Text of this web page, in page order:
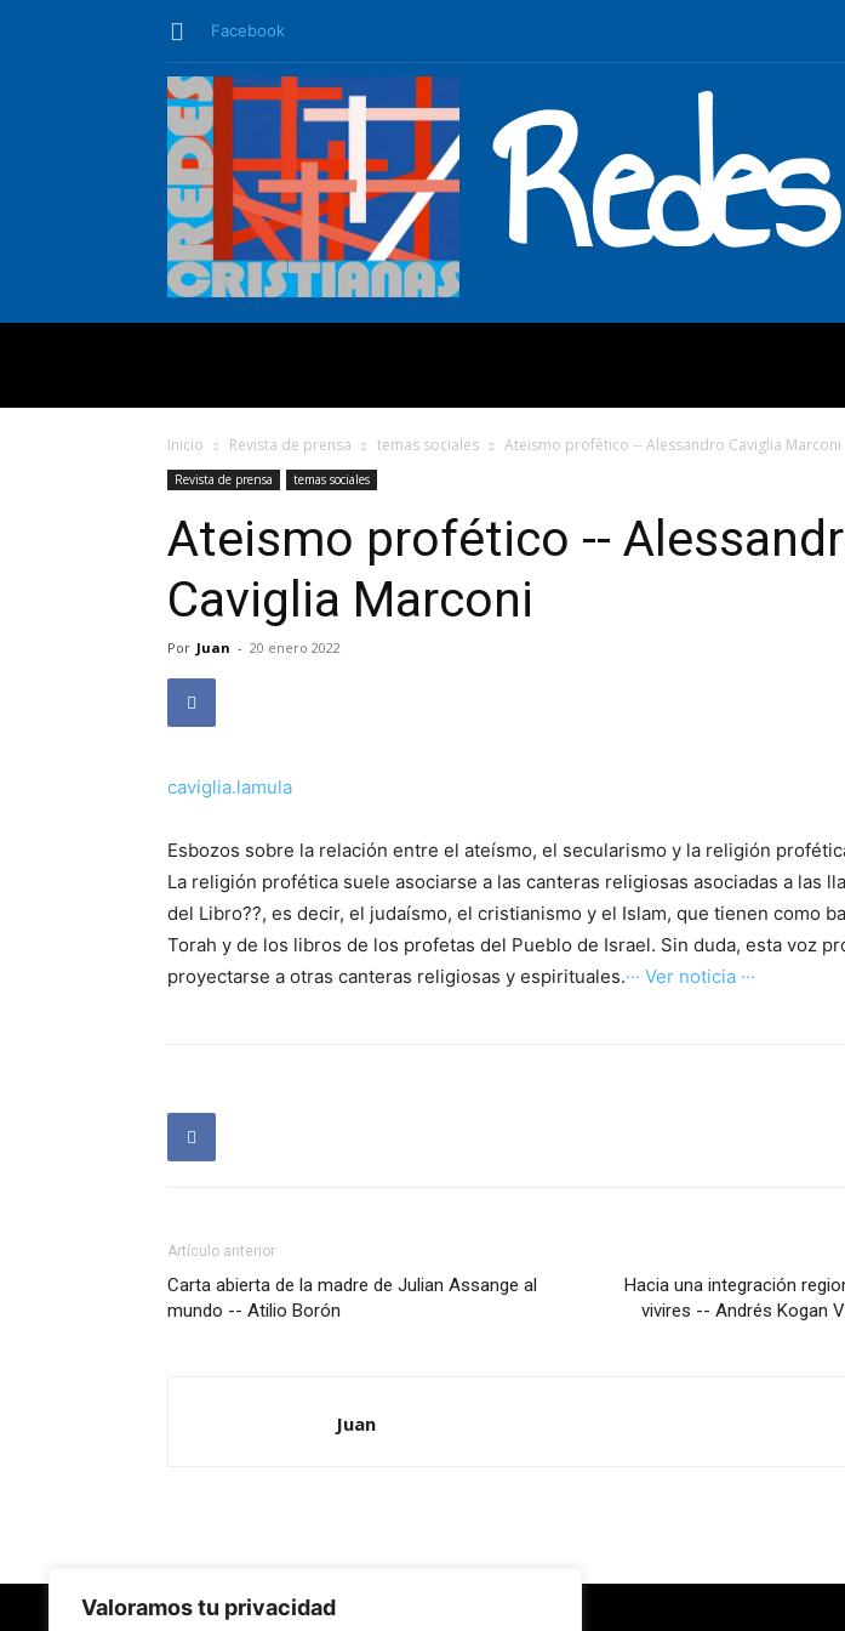
Valoramos tu privacidad
Facebook
Inicio Revista de prensa temas sociales Ateismo profético -- Alessandro Caviglia Marconi
Revista de prensa temas sociales
Ateismo profético --
Caviglia Marconi
Por Juan - 20 enero 2022
caviglia.lamula
Esbozos sobre la relación entre el ateísmo, el secularismo y la religión
La religión profética suele asociarse a las canteras religiosas asociadas a las
del Libro??, es decir, el judaísmo, el cristianismo y el Islam, que tienen como
Torah y de los libros de los profetas del Pueblo de Israel. Sin duda, esta voz
proyectarse a otras canteras religiosas y espirituales.··· Ver noticia ···
Artículo anterior
Carta abierta de la madre de Julian Assange al
mundo -- Atilio Borón
Hacia una integración
vivires -- Andrés Kogan
Juan